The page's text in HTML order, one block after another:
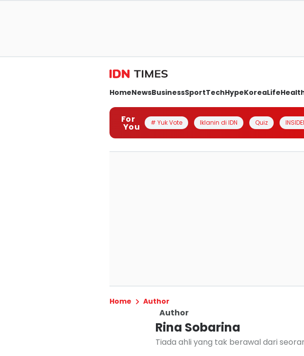
HomeNewsBusinessSportTechHypeKoreaLife
For
You # Yuk Vote Iklanin di IDN Quiz
Home Author
Author
Rina Sobarina
Tiada ahli yang tak berawal dari